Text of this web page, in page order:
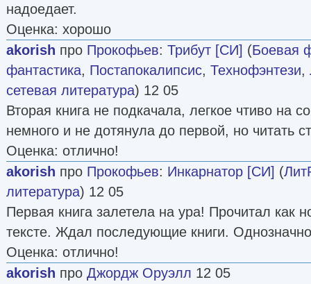
надоедает.
Оценка: хорошо
akorish про Прокофьев: Трибут [СИ] (Боевая
фантастика, Постапокалипсис, Технофэнтези,
сетевая литература) 12 05
Вторая книга не подкачала, легкое чтиво на
немного и не дотянула до первой, но читать
Оценка: отлично!
akorish про Прокофьев: Инкарнатор [СИ] (
литература) 12 05
Первая книга залетела на ура! Прочитал как
тексте. Ждал последующие книги.
Оценка: отлично!
akorish про Джордж Оруэлл 12 05